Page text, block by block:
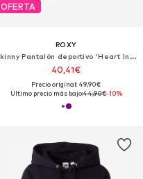
OFERTA
ROXY
Skinny Pantalón deportivo 'Heart Into'
40,41€
Precio original: 49,90€
Último precio más bajo:44,90€-10%